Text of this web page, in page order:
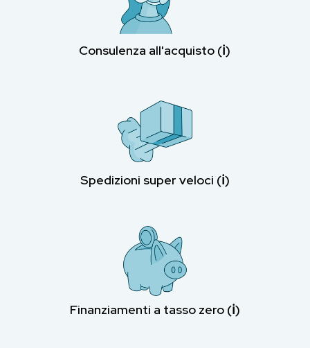
Consulenza all'acquisto (ℹ︎)
Spedizioni super veloci (ℹ︎)
Finanziamenti a tasso zero (ℹ︎)